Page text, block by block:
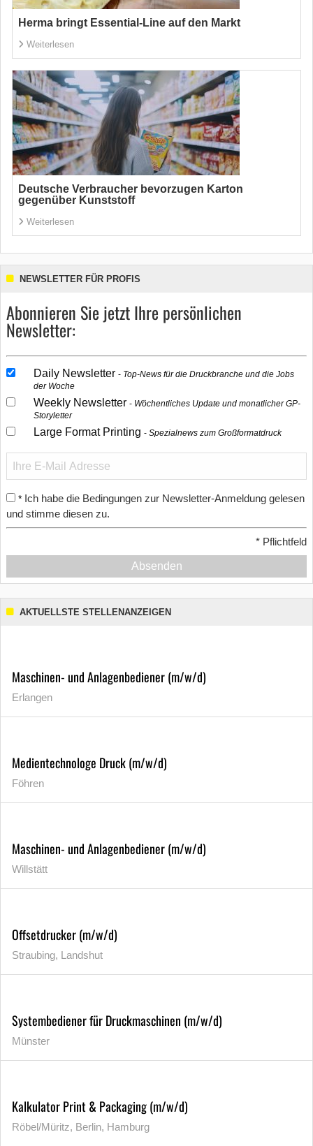
Herma bringt Essential-Line auf den Markt
Weiterlesen
Deutsche Verbraucher bevorzugen Karton
gegenüber Kunststoff
Weiterlesen
NEWSLETTER FÜR PROFIS
Abonnieren Sie jetzt Ihre persönlichen
Newsletter:
Daily Newsletter
Top-News für die Druckbranche und die Jobs
der Woche
Weekly Newsletter
Wöchentliches Update und monatlicher GP-
Storyletter
Large Format Printing Spezialnews zum Großformatdruck
* Ich habe die Bedingungen zur Newsletter-Anmeldung gelesen
und stimme diesen zu.
* Pflichtfeld
Absenden
AKTUELLSTE STELLENANZEIGEN
Maschinen- und Anlagenbediener (m/w/d)
Erlangen
Medientechnologe Druck (m/w/d)
Föhren
Maschinen- und Anlagenbediener (m/w/d)
Willstätt
Offsetdrucker (m/w/d)
Straubing, Landshut
Systembediener für Druckmaschinen (m/w/d)
Münster
Kalkulator Print & Packaging (m/w/d)
Röbel/Müritz, Berlin, Hamburg